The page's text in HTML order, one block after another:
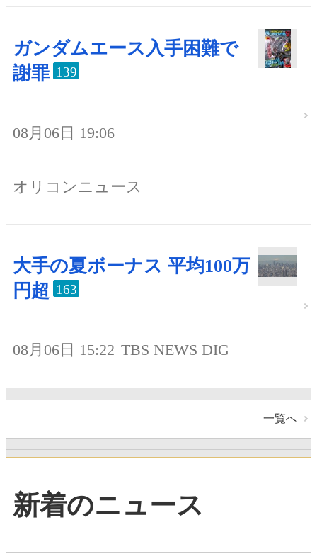
ガンダムエース入手困難で
謝罪 139
08月06日 19:06
オリコンニュース
大手の夏ボーナス 平均100万
円超 163
08月06日 15:22 TBS NEWS DIG
一覧へ
新着のニュース